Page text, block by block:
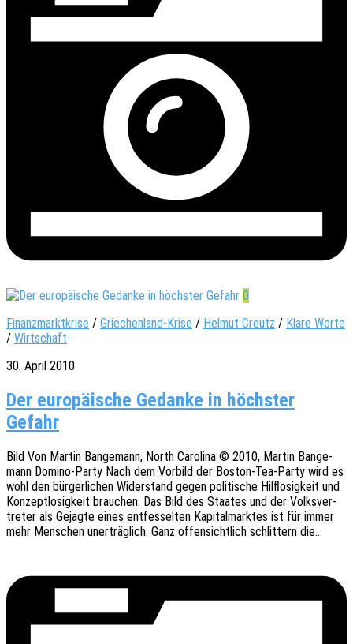
0
Finanzmarktkrise / Griechenland-Krise / Helmut Creutz / Klare Worte
/ Wirtschaft
30. April 2010
Der europäische Gedanke in höchster
Gefahr
Bild Von Martin Bange­mann, North Caro­li­na © 2010, Martin Bange­
mann Domino-Party Nach dem Vorbild der Boston-Tea-Party wird es
wohl den bürger­li­chen Wider­stand gegen poli­ti­sche Hilf­lo­sig­keit und
Konzept­lo­sig­keit brau­chen. Das Bild des Staa­tes und der Volks­ver­
tre­ter als Gejag­te eines entfes­sel­ten Kapi­tal­mark­tes ist für immer
mehr Menschen uner­träg­lich. Ganz offen­sicht­lich schlit­tern die…